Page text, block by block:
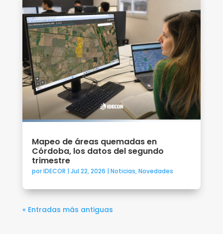
Mapeo de áreas quemadas en
Córdoba, los datos del segundo
trimestre
porIDECOR | Jul 22, 2026 | Noticias,Novedades
« Entradas más antiguas